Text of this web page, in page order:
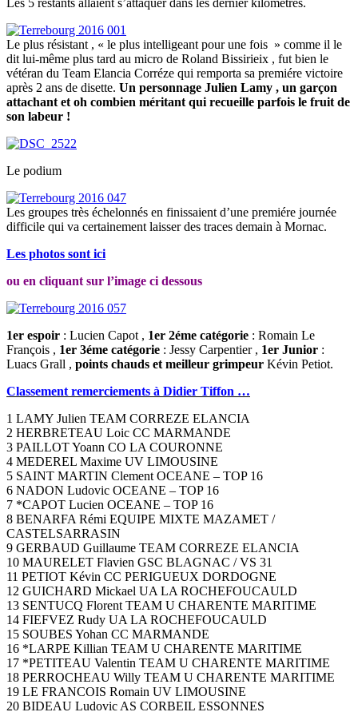
Le plus résistant , « le plus intelligeant pour une fois » comme il le
dit lui-même plus tard au micro de Roland Bissirieix , fut bien le
vétéran du Team Elancia Corréze qui remporta sa premiére victoire
après 2 ans de disette. Un personnage Julien Lamy , un garçon
attachant et oh combien méritant qui recueille parfois le fruit de
son labeur !
Le podium
Les groupes très échelonnés en finissaient d’une premiére journée
difficile qui va certainement laisser des traces demain à Mornac.
Les photos sont ici
ou en cliquant sur l’image ci dessous
1er espoir : Lucien Capot , 1er 2éme catégorie : Romain Le
François , 1er 3éme catégorie : Jessy Carpentier , 1er Junior :
Luacs Grall , points chauds et meilleur grimpeur Kévin Petiot.
Classement remerciements à Didier Tiffon …
1 LAMY Julien TEAM CORREZE ELANCIA
2 HERBRETEAU Loic CC MARMANDE
3 PAILLOT Yoann CO LA COURONNE
4 MEDEREL Maxime UV LIMOUSINE
5 SAINT MARTIN Clement OCEANE – TOP 16
6 NADON Ludovic OCEANE – TOP 16
7 *CAPOT Lucien OCEANE – TOP 16
8 BENARFA Rémi EQUIPE MIXTE MAZAMET /
CASTELSARRASIN
9 GERBAUD Guillaume TEAM CORREZE ELANCIA
10 MAURELET Flavien GSC BLAGNAC / VS 31
11 PETIOT Kévin CC PERIGUEUX DORDOGNE
12 GUICHARD Mickael UA LA ROCHEFOUCAULD
13 SENTUCQ Florent TEAM U CHARENTE MARITIME
14 FIEFVEZ Rudy UA LA ROCHEFOUCAULD
15 SOUBES Yohan CC MARMANDE
16 *LARPE Killian TEAM U CHARENTE MARITIME
17 *PETITEAU Valentin TEAM U CHARENTE MARITIME
18 PERROCHEAU Willy TEAM U CHARENTE MARITIME
19 LE FRANCOIS Romain UV LIMOUSINE
20 BIDEAU Ludovic AS CORBEIL ESSONNES